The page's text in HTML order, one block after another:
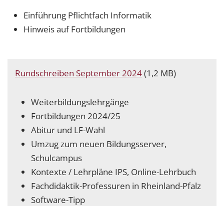
Einführung Pflichtfach Informatik
Hinweis auf Fortbildungen
Rundschreiben September 2024(1,2 MB)
Weiterbildungslehrgänge
Fortbildungen 2024/25
Abitur und LF-Wahl
Umzug zum neuen Bildungsserver,
Schulcampus
Kontexte / Lehrpläne IPS, Online-Lehrbuch
Fachdidaktik-Professuren in Rheinland-Pfalz
Software-Tipp